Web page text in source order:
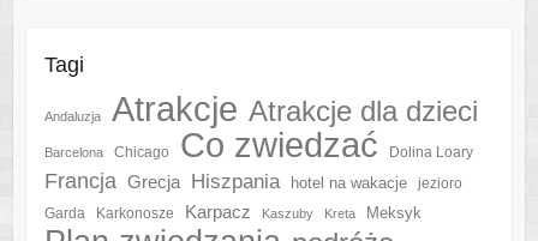
Tagi
Andaluzja Atrakcje Atrakcje dla dzieci
Barcelona Chicago Co zwiedzać Dolina Loary
Francja Grecja Hiszpania hotel na wakacje jezioro
Garda Karkonosze Karpacz Kaszuby Kreta Meksyk